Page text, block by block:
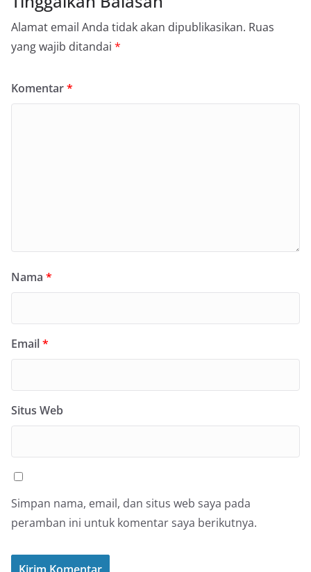
Alamat email Anda tidak akan dipublikasikan. Ruas
yang wajib ditandai *
Komentar*
Nama *
Email*
Situs Web
Simpan nama, email, dan situs web saya pada
peramban ini untuk komentar saya berikutnya.